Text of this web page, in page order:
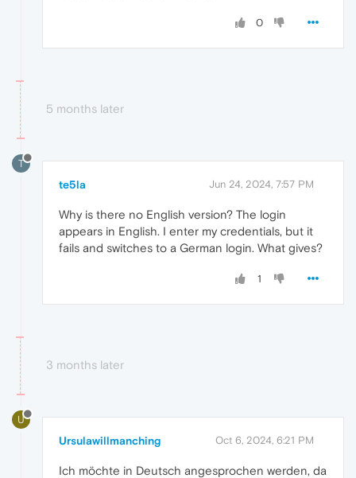
0
5 months later
T
te5la Jun 24, 2024, 7:57 PM
Why is there no English version? The login
appears in English. I enter my credentials, but it
fails and switches to a German login. What gives?
1
3 months later
U
Ursulawillmanching Oct 6, 2024, 6:21 PM
Ich möchte in Deutsch angesprochen werden, da